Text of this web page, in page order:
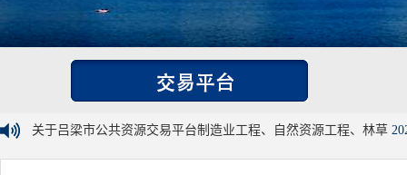
关于吕梁市公共资源交易平台制造业工程、自然资源工程、林草